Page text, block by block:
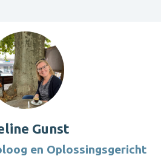
Gunst
en Oplossingsgericht